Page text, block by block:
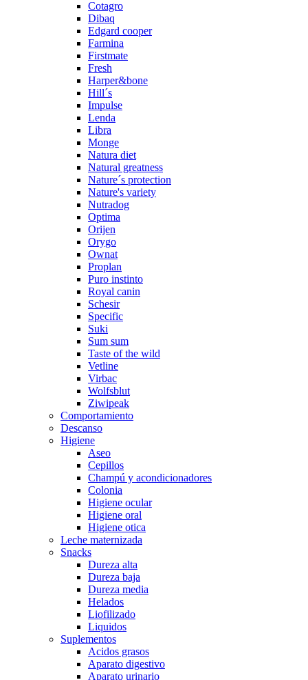
Cotagro
Dibaq
Edgard cooper
Farmina
Firstmate
Fresh
Harper&bone
Hill´s
Impulse
Lenda
Libra
Monge
Natura diet
Natural greatness
Nature´s protection
Nature's variety
Nutradog
Optima
Orijen
Orygo
Ownat
Proplan
Puro instinto
Royal canin
Schesir
Specific
Suki
Sum sum
Taste of the wild
Vetline
Virbac
Wolfsblut
Ziwipeak
Comportamiento
Descanso
Higiene
Aseo
Cepillos
Champú y acondicionadores
Colonia
Higiene ocular
Higiene oral
Higiene otica
Leche maternizada
Snacks
Dureza alta
Dureza baja
Dureza media
Helados
Liofilizado
Liquidos
Suplementos
Acidos grasos
Aparato digestivo
Aparato urinario